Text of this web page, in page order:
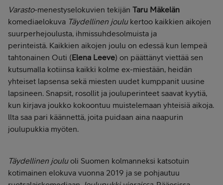
Varasto-menestyselokuvien tekijän Taru Mäkelän
komediaelokuva Täydellinen joulukertoo kaikkien aikojen
suurperhejoulusta, ihmissuhdesolmuista ja
perinteistä. Kaikkien aikojen joulu on edessä kun lempeä
tahtonainen Outi (Elena Leeve) on päättänyt viettää sen
kutsumalla kotiinsa kaikki kolme ex-miestään, heidän
yhteiset lapsensa sekä miesten uudet kumppanit uusine
lapsineen. Snapsit, rosollit ja jouluperinteet saavat kyytiä,
kun kirjava joukko kokoontuu muistelemaan yhteisiä aikoja.
llta saa pari käännettä, joita puidaan aina naapurin
joulupukkia myöten.
Täydellinen jouluoli Suomen kolmanneksi katsotuin
kotimainen elokuva vuonna 2019 ja se pohjautuu